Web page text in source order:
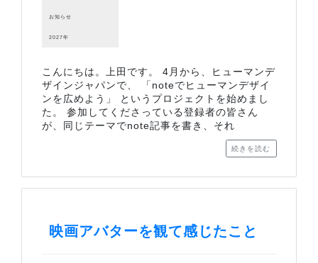
お知らせ
2027年
こんにちは。上田です。 4月から、ヒューマンデ
ザインジャパンで、 「noteでヒューマンデザイ
ンを広めよう」 というプロジェクトを始めまし
た。 参加してくださっている登録者の皆さん
が、同じテーマでnote記事を書き、それ
続きを読む
映画アバターを観て感じたこと